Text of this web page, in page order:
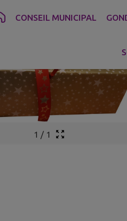
Recherche Pied de page
CONSEIL MUNICIPAL
1 / 1